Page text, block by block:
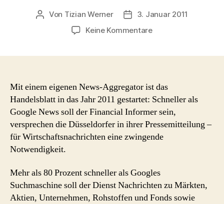
Beitragsautor
Von Tizian Werner Beitragsdatum
3. Januar 2011
Keine Kommentarezu
als
Google
Mit einem eigenen News-Aggregator ist das
Handelsblatt in das Jahr 2011 gestartet: Schneller als
Google News soll der Financial Informer sein,
versprechen die Düsseldorfer in ihrer Pressemitteilung –
für Wirtschaftsnachrichten eine zwingende
Notwendigkeit.
Mehr als 80 Prozent schneller als Googles
Suchmaschine soll der Dienst Nachrichten zu Märkten,
Aktien, Unternehmen, Rohstoffen und Fonds sowie